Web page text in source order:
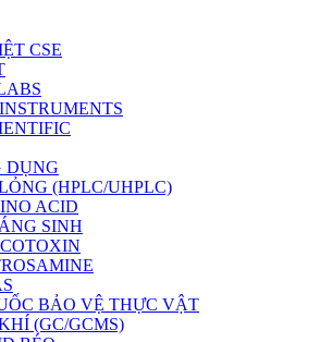
CSE
DỤNG
(HPLC/UHPLC)
ACID
SINH
BẢO VỆ THỰC VẬT
(GC/GCMS)